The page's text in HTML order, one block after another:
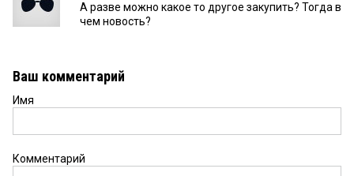
А разве можно какое то другое закупить? Тогда в
чем новость?
Ваш комментарий
Имя
Комментарий